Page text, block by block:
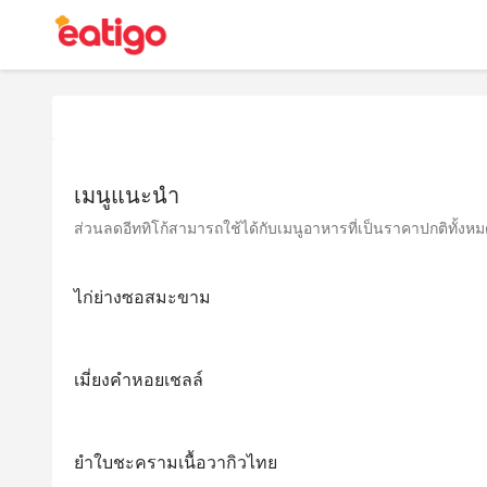
เมนูแนะนำ
ส่วนลดอีททิโก้สามารถใช้ได้กับเมนูอาหารที่เป็นราคาปกติทั้งหม
ไก่ย่างซอสมะขาม
เมี่ยงคำหอยเชลล์
ยำใบชะครามเนื้อวากิวไทย